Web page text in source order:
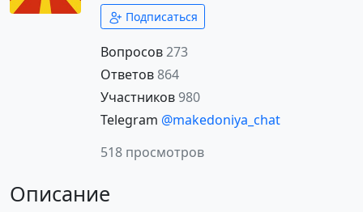
Подписаться
Вопросов273
Ответов864
Участников980
Telegram @makedoniya_chat
518 просмотров
Описание